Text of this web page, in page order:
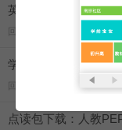
英文动画：布鲁伊
回 0 看 5113
学乐高频词教材Sight
回 0 看 5476
点读包下载：人教